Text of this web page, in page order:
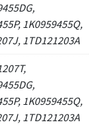
1K0959455Q,
1TD121203A
1K0959455Q,
1TD121203A